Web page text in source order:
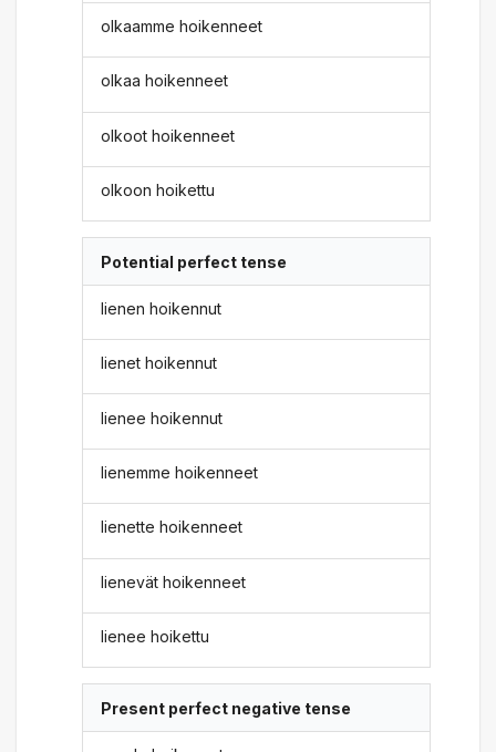
olkaamme hoikenneet
olkaa hoikenneet
olkoot hoikenneet
olkoon hoikettu
Potential perfect tense
lienen hoikennut
lienet hoikennut
lienee hoikennut
lienemme hoikenneet
lienette hoikenneet
lienevät hoikenneet
lienee hoikettu
Present perfect negative tense